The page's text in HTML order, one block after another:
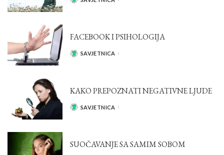
POSTED
FACEBOOK I PSIHOLOGIJA
POSTED
SAVJETNICA
KAKO PREPOZNATI NEGATIVNE LJUDE
POSTED
SAVJETNICA
SUOČAVANJE SA SAMIM SOBOM